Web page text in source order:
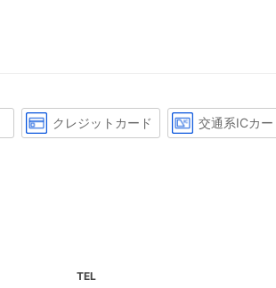
クレジットカード 交通系ICカー
TEL